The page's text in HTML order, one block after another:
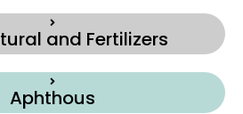
and Fertilizers
Aphthous